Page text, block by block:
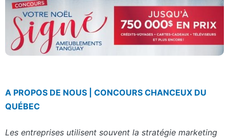
A PROPOS DE NOUS | CONCOURS CHANCEUX DU
QUÉBEC
Les entreprises utilisent souvent la stratégie marketing